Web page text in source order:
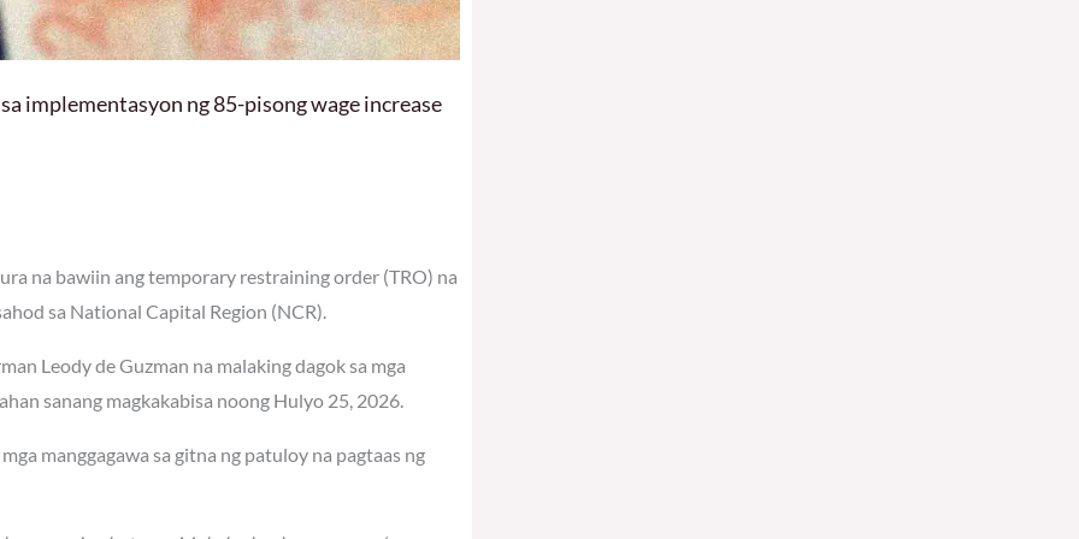
implementasyon ng 85-pisong wage increase
na bawiin ang temporary restraining order (TRO) na
sa National Capital Region (NCR).
Leody de Guzman na malaking dagok sa mga
sanang magkakabisa noong Hulyo 25, 2026.
manggagawa sa gitna ng patuloy na pagtaas ng